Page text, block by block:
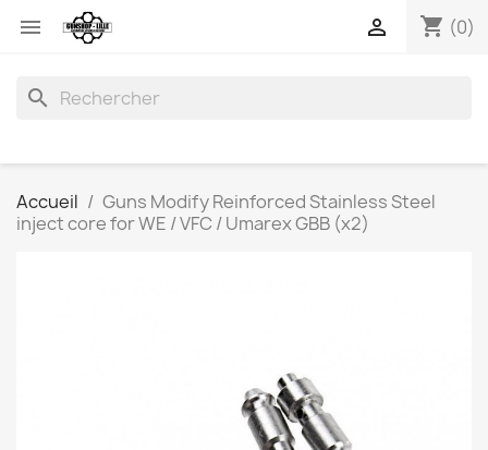
 shopping_cart (0)

search
Accueil
Guns Modify Reinforced Stainless Steel
inject core for WE / VFC / Umarex GBB (x2)